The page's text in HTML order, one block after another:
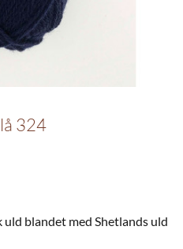
324
blandet med Shetlands uld